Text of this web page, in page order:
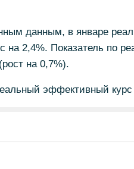
данным, в январе
на 2,4%. Показатель по
на 0,7%).
эффективный